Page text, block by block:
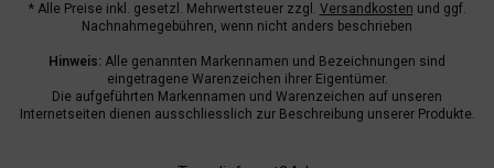
* Alle Preise inkl. gesetzl. Mehrwertsteuer zzgl. Versandkosten und ggf.
Nachnahmegebühren, wenn nicht anders beschrieben
Hinweis: Alle genannten Markennamen und Bezeichnungen sind
eingetragene Warenzeichen ihrer Eigentümer.
Die aufgeführten Markennamen und Warenzeichen auf unseren
Internetseiten dienen ausschliesslich zur Beschreibung unserer Produkte.